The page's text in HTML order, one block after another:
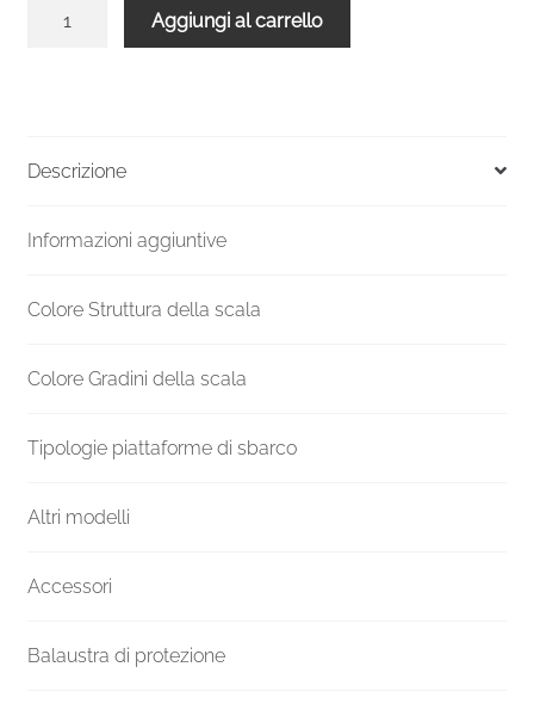
1400
quantità
Aggiungi al carrello
Descrizione
Informazioni aggiuntive
Colore Struttura della scala
Colore Gradini della scala
Tipologie piattaforme di sbarco
Altri modelli
Accessori
Balaustra di protezione